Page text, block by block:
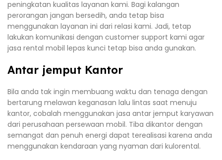
peningkatan kualitas layanan kami. Bagi kalangan
perorangan jangan bersedih, anda tetap bisa
menggunakan layanan ini dari relasi kami. Jadi, tetap
lakukan komunikasi dengan customer support kami agar
jasa rental mobil lepas kunci tetap bisa anda gunakan.
Antar jemput Kantor
Bila anda tak ingin membuang waktu dan tenaga dengan
bertarung melawan keganasan lalu lintas saat menuju
kantor, cobalah menggunakan jasa antar jemput karyawan
dari perusahaan persewaan mobil. Tiba dikantor dengan
semangat dan penuh energi dapat terealisasi karena anda
menggunakan kendaraan yang nyaman dari kulorental.